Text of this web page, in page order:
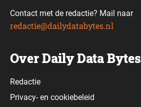
Contact met de redactie? Mail naar
redactie@dailydatabytes.nl
Over Daily Data Bytes
Redactie
Privacy-en cookiebeleid